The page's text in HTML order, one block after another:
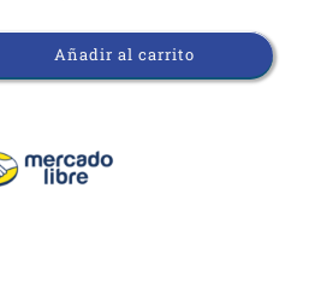
Añadir al carrito